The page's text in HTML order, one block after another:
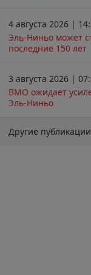
4 августа 2026 |
Эль-Ниньо может
последние 150 лет
3 августа 2026 |
ВМО ожидает
Эль-Ниньо
Другие публикации